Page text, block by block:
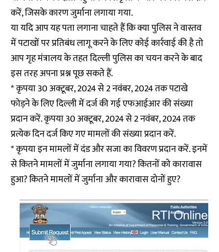
करें, जिसके कारण जुर्माना लगाया गया.
या यदि आप यह पता लगाना चाहते हैं कि क्या पुलिस ने वास्तव
में पटाखों पर प्रतिबंध लागू करने के लिए कोई कार्रवाई की है तो
आप गृह मंत्रालय के तहत दिल्ली पुलिस का चयन करने के बाद
इस तरह अपना प्रश्न पूछ सकते हैं.
* कृपया 30 अक्टूबर, 2024 से 2 नवंबर, 2024 तक पटाखे
फोड़ने के लिए दिल्ली में दर्ज की गई एफआईआर की संख्या
प्रदान करें. कृपया 30 अक्टूबर, 2024 से 2 नवंबर, 2024 तक
प्रत्येक दिन दर्ज किए गए मामलों की संख्या प्रदान करें.
* कृपया इन मामलों में दंड और सजा का विवरण प्रदान करें. इनमें
से कितने मामलों में जुर्माना लगाया गया? कितनों को कारावास
हुआ? कितने मामलों में जुर्माना और कारावास दोनों हुए?